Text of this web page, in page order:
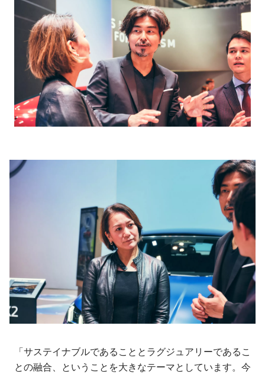
「サステイナブルであることとラグジュアリーであるこ
との融合、ということを大きなテーマとしています。今